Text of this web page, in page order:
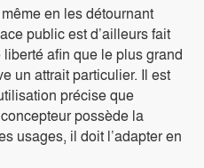
en les détournant
public est d’ailleurs fait
afin que le plus grand
un attrait particulier. Il est
précise que
possède la
usages, il doit l’adapter en